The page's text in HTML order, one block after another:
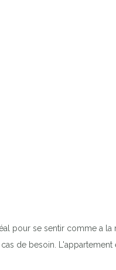
pour se sentir comme a
de besoin.